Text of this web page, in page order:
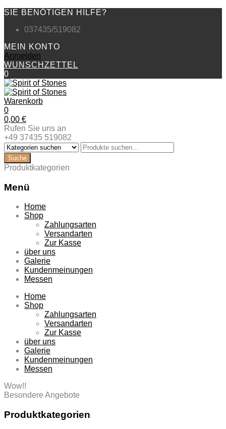
SIE BENÖTIGEN HILFE?
037435/519082
MEIN KONTO
Anmelden
WUNSCHZETTEL
0
Warenkorb
0
0,00 €
Rufen Sie uns an
+49 37435 519082
Produktkategorien
Menü
Zum
Inhalt
Home
Shop
Zahlungsarten
Versandarten
Zur Kasse
über uns
Galerie
Kundenmeinungen
Messen
Home
Shop
Zahlungsarten
Versandarten
Zur Kasse
über uns
Galerie
Kundenmeinungen
Messen
Wow!!
Besondere Angebote
Produktkategorien